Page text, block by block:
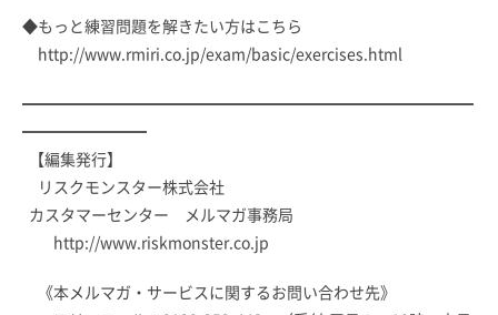
◆もっと練習問題を解きたい方はこちら
http://www.rmiri.co.jp/exam/basic/exercises.html
━━━━━━━━━━━━━━━━━━━━━━━━━━━━━
━━━━━━━━
【編集発行】
リスクモンスター株式会社
カスタマーセンター メルマガ事務局
http://www.riskmonster.co.jp
《本メルマガ・サービスに関するお問い合わせ先》